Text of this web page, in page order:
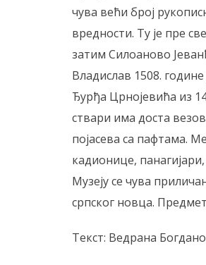
чува већи број
вредности. Ту је пре
затим Силоаново
Владислав 1508.
Ђурђа Црнојевића из
ствари има доста
појасева са пафтама.
кадионице,
Музеју се чува
српског новца.
Текст: Ведрана